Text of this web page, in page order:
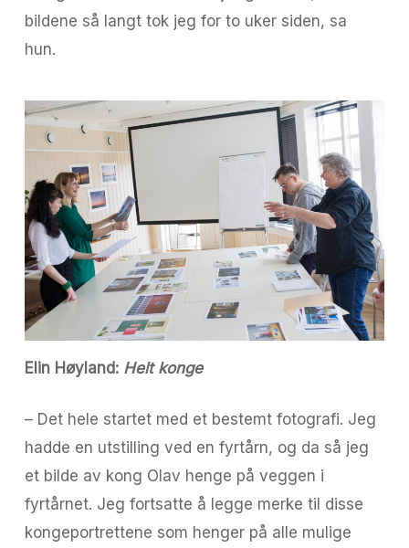
bildene så langt tok jeg for to uker siden, sa
hun.
Elin Høyland: Helt konge
– Det hele startet med et bestemt fotografi. Jeg
hadde en utstilling ved en fyrtårn, og da så jeg
et bilde av kong Olav henge på veggen i
fyrtårnet. Jeg fortsatte å legge merke til disse
kongeportrettene som henger på alle mulige